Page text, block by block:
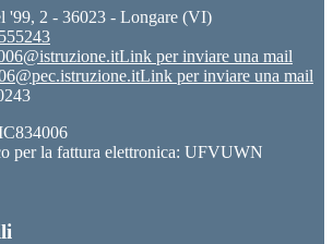
'99, 2 - 36023 - Longare (VI)
Link per inviare una mail
Link per inviare una mail
per la fattura elettronica: UFVUWN